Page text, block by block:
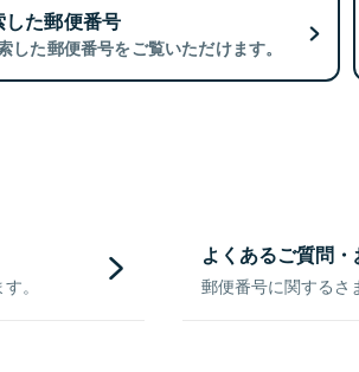
た郵便番号
した郵便番号をご覧いただけます。
。
よくあるご質問
郵便番号に関するさ